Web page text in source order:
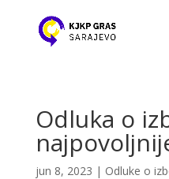
Odluka o
jun 8, 2023 | Odluke o